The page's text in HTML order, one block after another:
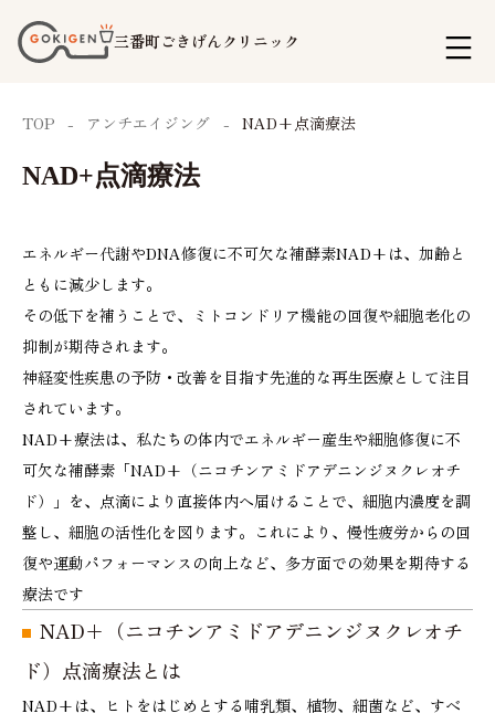
ン
三番町ごきげんクリニック
TOP アンチエイジング NAD+点滴療法
NAD+点滴療法
エネルギー代謝やDNA修復に不可欠な補酵素NAD+は、加齢と
ともに減少します。
その低下を補うことで、ミトコンドリア機能の回復や細胞老化の
抑制が期待されます。
神経変性疾患の予防・改善を目指す先進的な再生医療として注目
されています。
NAD+療法は、私たちの体内でエネルギー産生や細胞修復に不
可欠な補酵素「NAD+（ニコチンアミドアデニンジヌクレオチ
ド）」を、点滴により直接体内へ届けることで、細胞内濃度を調
整し、細胞の活性化を図ります。これにより、慢性疲労からの回
復や運動パフォーマンスの向上など、多方面での効果を期待する
療法です
NAD+（ニコチンアミドアデニンジヌクレオチ
ド）点滴療法とは
NAD+は、ヒトをはじめとする哺乳類、植物、細菌など、すべ